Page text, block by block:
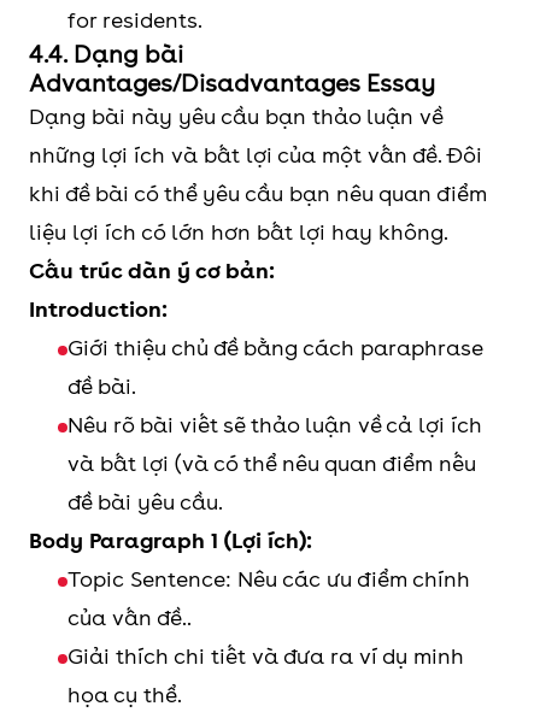
for residents.
4.4. Dạng bài
Advantages/Disadvantages Essay
Dạng bài này yêu cầu bạn thảo luận về
những lợi ích và bất lợi của một vấn đề. Đôi
khi đề bài có thể yêu cầu bạn nêu quan điểm
liệu lợi ích có lớn hơn bất lợi hay không.
Cấu trúc dàn ý cơ bản:
Introduction:
Giới thiệu chủ đề bằng cách paraphrase
đề bài.
Nêu rõ bài viết sẽ thảo luận về cả lợi ích
và bất lợi (và có thể nêu quan điểm nếu
đề bài yêu cầu.
Body Paragraph 1 (Lợi ích):
Topic Sentence: Nêu các ưu điểm chính
của vấn đề..
Giải thích chi tiết và đưa ra ví dụ minh
họa cụ thể.